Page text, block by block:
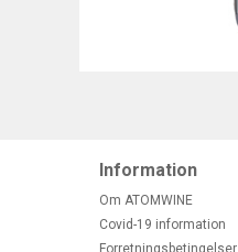
Information
Om ATOMWINE
Covid-19 information
Forretningsbetingelser